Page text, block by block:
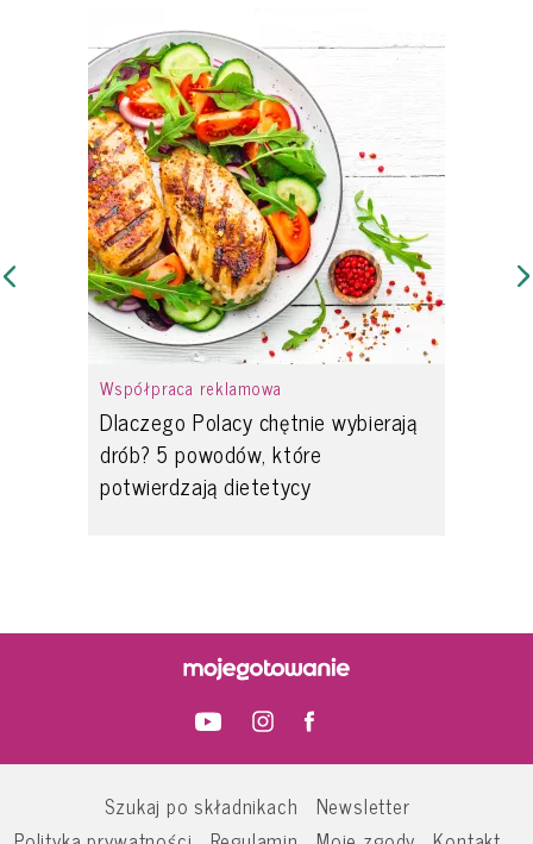
Współpraca reklamowa
Dlaczego Polacy chętnie wybierają
drób? 5 powodów, które
potwierdzają dietetycy
Szukaj po składnikach
Newsletter